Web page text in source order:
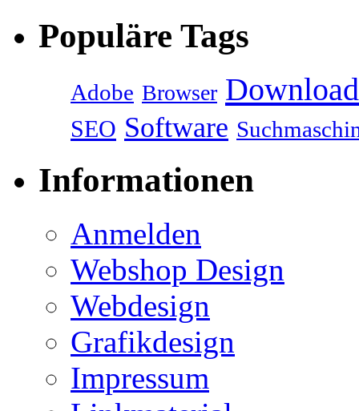
Populäre Tags
Adobe Browser Download
SEO Software
Informationen
Anmelden
Webshop Design
Webdesign
Grafikdesign
Impressum